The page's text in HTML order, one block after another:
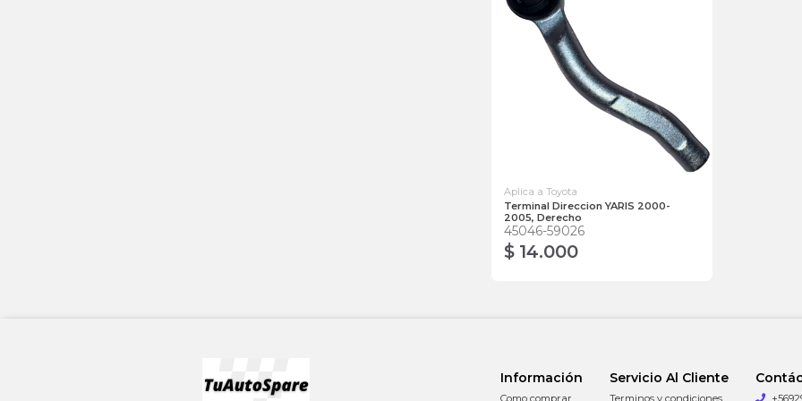
Aplica a Toyota
Terminal Direccion YARIS 2000-
2005, Derecho
45046-59026
$ 14.000
Información
Como comprar
Servicio Al Cliente
Terminos y condiciones